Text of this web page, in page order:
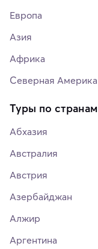
Европа
Азия
Африка
Северная Америка
Туры по странам
Абхазия
Австралия
Австрия
Азербайджан
Алжир
Аргентина